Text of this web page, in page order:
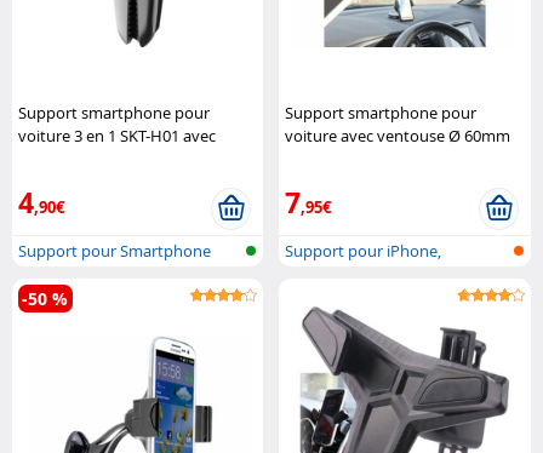
Support smartphone pour
voiture 3 en 1 SKT-H01 avec
4,90€
Support pour Smartphone
Support smartphone pour
voiture avec ventouse Ø 60mm
7,95€
Support pour iPhone,
-50 %